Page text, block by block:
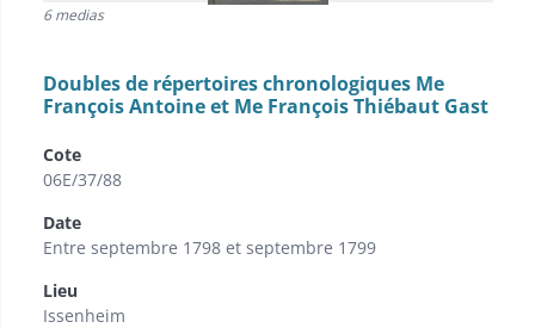
6 medias
Doubles de répertoires chronologiques Me
François Antoine et Me François Thiébaut Gast
Cote
06E/37/88
Date
Entre septembre 1798 et septembre 1799
Lieu
Issenheim